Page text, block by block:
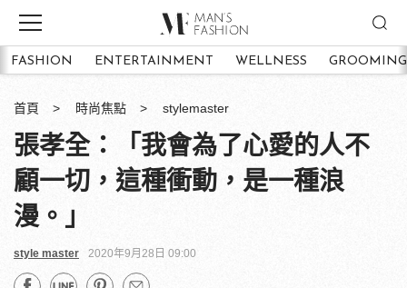
FASHION ENTERTAINMENT WELLNESS GROOMING
首頁 時尚焦點 stylemaster
張孝全：「我會為了心愛的人不
顧一切，這種衝動，是一種浪
漫。」
style master 2020年9月28日 09:00